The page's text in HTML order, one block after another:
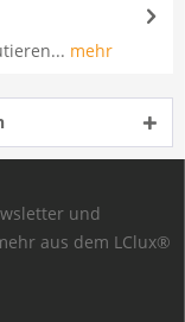
mehr
und
aus dem LClux®